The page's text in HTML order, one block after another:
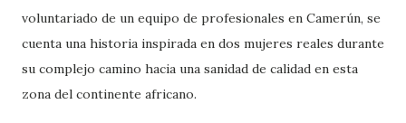
voluntariado de un equipo de profesionales en Camerún, se
cuenta una historia inspirada en dos mujeres reales durante
su complejo camino hacia una sanidad de calidad en esta
zona del continente africano.